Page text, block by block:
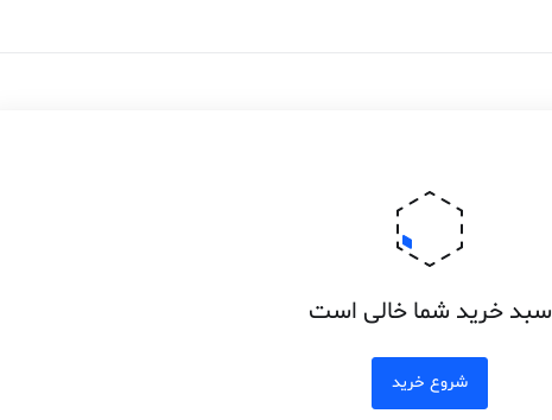
سبد خرید شما خالی است
شروع خرید